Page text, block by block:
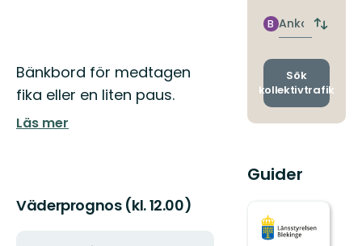
Beskrivning
Bänkbord för medtagen
fika eller en liten paus.
Läs mer
Väderprognos (kl. 12.00)
Ankomst
B
Byt
och
Sök
kollektivtrafik
Guider